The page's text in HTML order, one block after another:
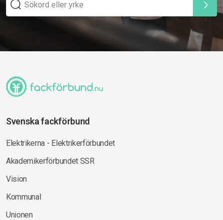
Svenska fackförbund
Elektrikerna - Elektrikerförbundet
Akademikerförbundet SSR
Vision
Kommunal
Unionen